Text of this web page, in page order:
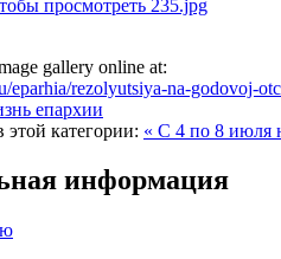
gallery online at:
eparhia/rezolyutsiya-na-godovoj-
епархии
категории: « С 4 по 8 июля
информация